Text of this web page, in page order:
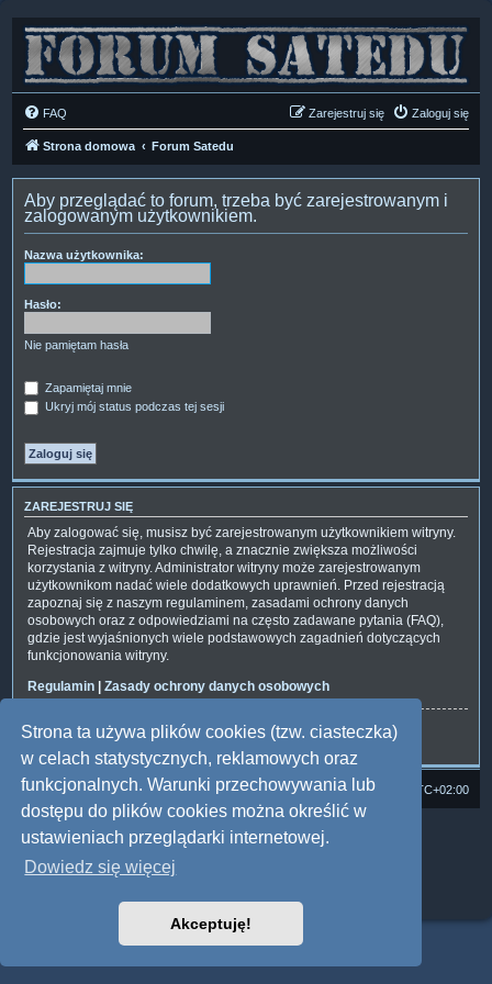
Strona ta używa plików cookies (tzw. ciasteczka)
w celach statystycznych, reklamowych oraz
funkcjonalnych. Warunki przechowywania lub
dostępu do plików cookies można określić w
ustawieniach przeglądarki internetowej.
Dowiedz się więcej
Akceptuję!
FAQ Zaloguj się
Zarejestruj się
Strona domowa Forum Satedu
Aby przeglądać to forum, trzeba być zarejestrowanym i
zalogowanym użytkownikiem.
Nazwa użytkownika:
Hasło:
Nie pamiętam hasła
Zapamiętaj mnie
Ukryj mój status podczas tej sesji
ZAREJESTRUJ SIĘ
Aby zalogować się, musisz być zarejestrowanym użytkownikiem witryny.
Rejestracja zajmuje tylko chwilę, a znacznie zwiększa możliwości
korzystania z witryny. Administrator witryny może zarejestrowanym
użytkownikom nadać wiele dodatkowych uprawnień. Przed rejestracją
zapoznaj się z naszym regulaminem, zasadami ochrony danych
osobowych oraz z odpowiedziami na często zadawane pytania (FAQ),
gdzie jest wyjaśnionych wiele podstawowych zagadnień dotyczących
funkcjonowania witryny.
Regulamin | Zasady ochrony danych osobowych
Zarejestruj się
Strona domowa Forum Satedu Strefa czasowa UTC+02:00
Technologię dostarcza phpBB® Forum Software © phpBB Limited
Polski pakiet językowy dostarcza
phpBB.pl
Style: Multi Design by Joyce&Luna
Zasady ochrony danych osobowych